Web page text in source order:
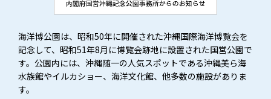
海洋博公園は、昭和50年に開催された沖縄国際海洋博覧会を
記念して、昭和51年8月に博覧会跡地に設置された国営公園で
す。公園内には、沖縄随一の人気スポットである沖縄美ら海
水族館やイルカショー、海洋文化館、他多数の施設がありま
す。